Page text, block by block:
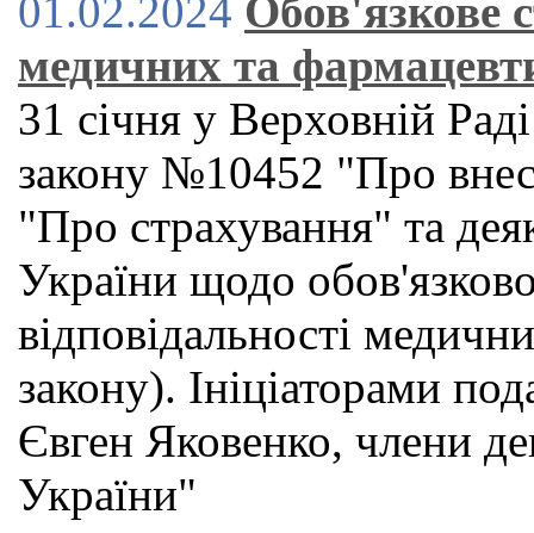
01.02.2024 Обов'язкове
медичних та
31 січня у Верховній
закону №10452 "Про
"Про страхування" та
України щодо
відповідальності
закону). Ініціаторами
Євген Яковенко, члени
України"